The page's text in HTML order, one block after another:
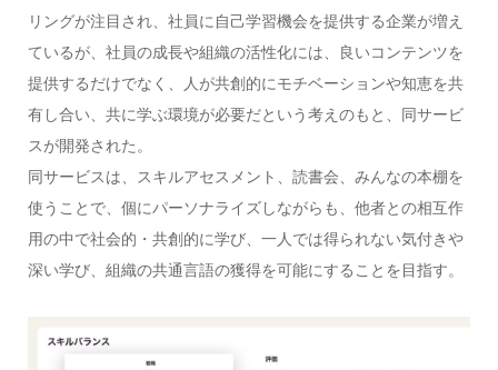
リングが注目され、社員に自己学習機会を提供する企業が増え
ているが、社員の成長や組織の活性化には、良いコンテンツを
提供するだけでなく、人が共創的にモチベーションや知恵を共
有し合い、共に学ぶ環境が必要だという考えのもと、同サービ
スが開発された。
同サービスは、スキルアセスメント、読書会、みんなの本棚を
使うことで、個にパーソナライズしながらも、他者との相互作
用の中で社会的・共創的に学び、一人では得られない気付きや
深い学び、組織の共通言語の獲得を可能にすることを目指す。